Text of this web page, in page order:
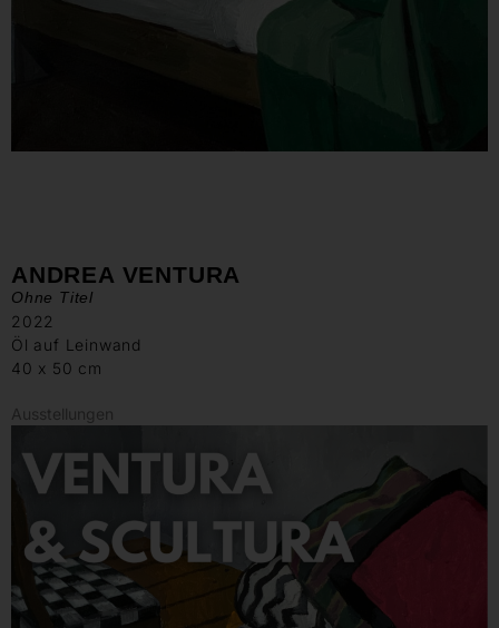
ANDREA VENTURA
Ohne Titel
2022
Öl auf Leinwand
40 x 50 cm
Ausstellungen